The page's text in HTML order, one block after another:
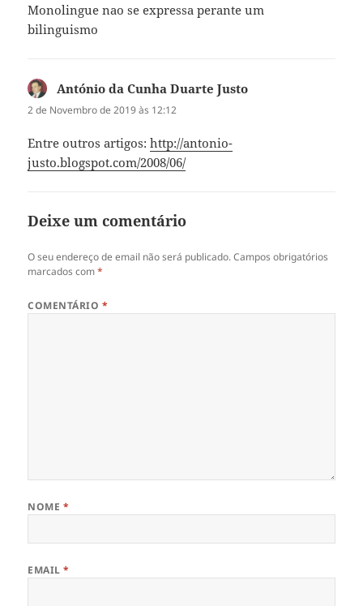
Monolingue nao se expressa perante um
bilinguismo
António da Cunha Duarte Justo
2 de Novembro de 2019 às 12:12
Entre outros artigos:http://antonio-
justo.blogspot.com/2008/06/
Deixe um comentário
O seu endereço de email não será publicado. Campos obrigatórios
marcados com*
COMENTÁRIO *
NOME *
EMAIL*